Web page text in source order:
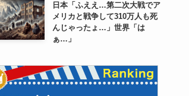
日本「ふええ…第二次大戦でア
メリカと戦争して310万人も死
んじゃったょ…」世界「は
ぁ…」